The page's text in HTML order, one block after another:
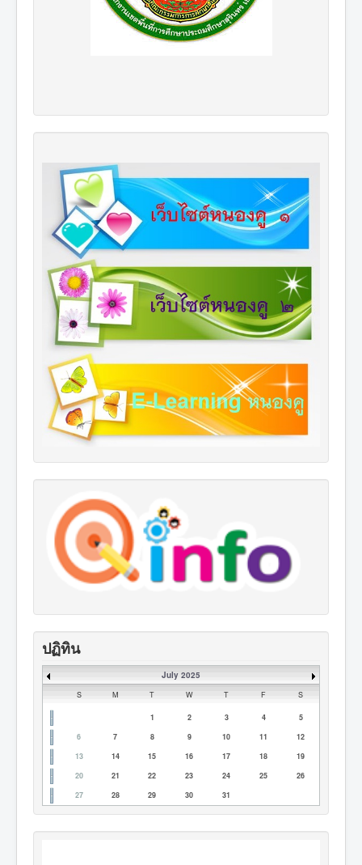
ปฏิทิน
July 2025
S M T W T F S
1 2 3 4
5
6
7 8 9 10 11
12
13
14 15 16 17 18
19
20
21 22 23 24 25
26
27
28 29 30 31